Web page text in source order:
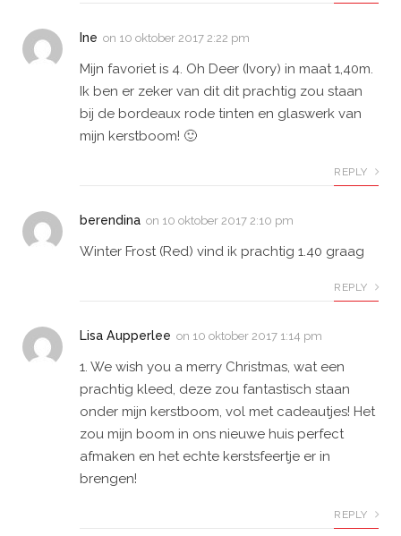
Ine on 10 oktober 2017 2:22 pm
Mijn favoriet is 4. Oh Deer (Ivory) in maat 1,40m.
Ik ben er zeker van dit dit prachtig zou staan
bij de bordeaux rode tinten en glaswerk van
mijn kerstboom! 🙂
REPLY
berendina on 10 oktober 2017 2:10 pm
Winter Frost (Red) vind ik prachtig 1.40 graag
REPLY
Lisa Aupperlee on 10 oktober 2017 1:14 pm
1. We wish you a merry Christmas, wat een
prachtig kleed, deze zou fantastisch staan
onder mijn kerstboom, vol met cadeautjes! Het
zou mijn boom in ons nieuwe huis perfect
afmaken en het echte kerstsfeertje er in
brengen!
REPLY